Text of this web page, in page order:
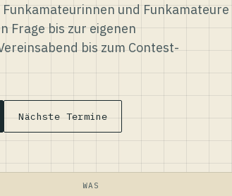
und Funkamateure
Frage bis zur eigenen
bis zum Contest-
Nächste Termine
WAS